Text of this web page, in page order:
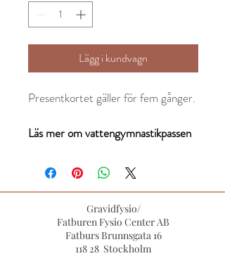
Lägg i kundvagn
Presentkortet gäller för fem gånger.
Läs mer om vattengymnastikpassen
Gravidfysio/
Fatburen Fysio Center AB
Fatburs Brunnsgata 16
118 28 Stockholm